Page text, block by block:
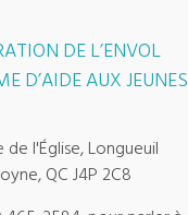
DE L’ENVOL
D’AIDE AUX JEUNES
de l'Église, Longueuil
QC J4P 2C8